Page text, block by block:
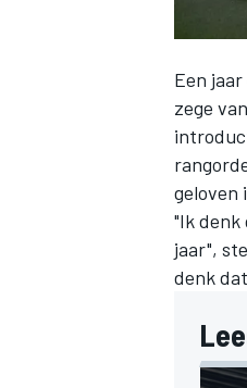
WEC
Een
zege
geloven
"Ik denk
jaar",
denk